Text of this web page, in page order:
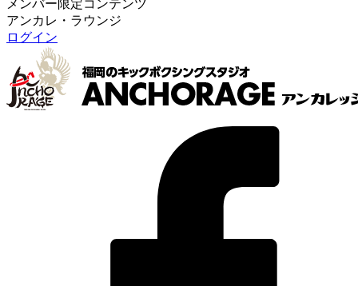
メンバー限定コンテンツ
アンカレ・ラウンジ
ログイン